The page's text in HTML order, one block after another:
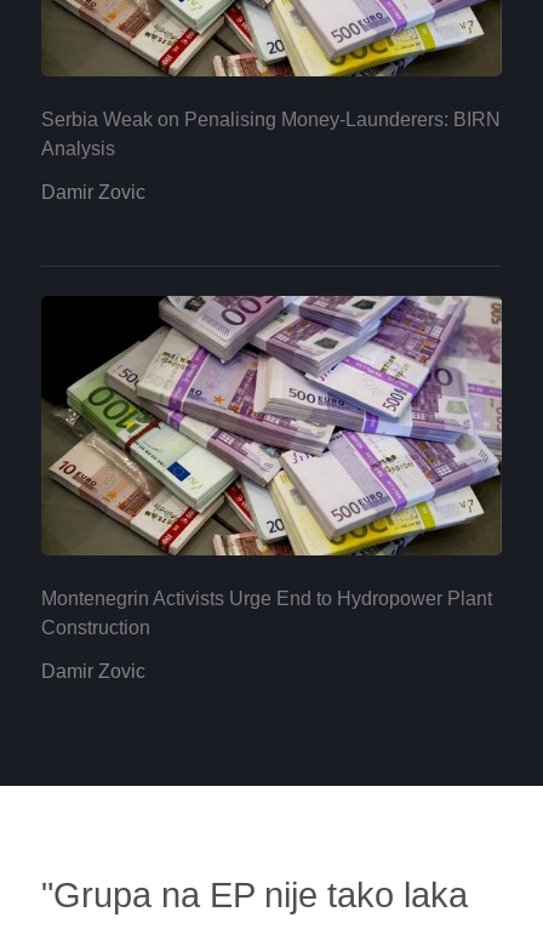
Serbia Weak on Penalising Money-Launderers: BIRN
Analysis
Damir Zovic
Montenegrin Activists Urge End to Hydropower Plant
Construction
Damir Zovic
"Grupa na EP nije tako laka